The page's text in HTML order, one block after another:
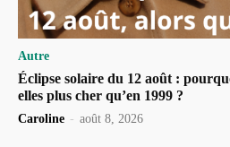
Autre
Éclipse solaire du 12 août :
elles plus cher qu’en 1999 ?
Caroline - août 8, 2026